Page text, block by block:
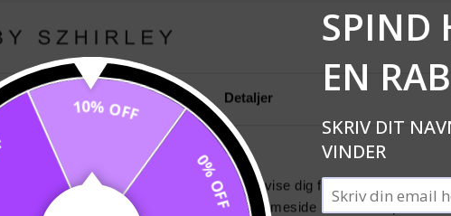
Detaljer
cookies
tilpasse vores indhold og annoncer, til at vise dig funktioner til sociale
oplysninger om din brug af vores hjemmeside med vores partnere
10% OFF
0% OFF
SPIND
EN
SKRIV DIT
VINDER